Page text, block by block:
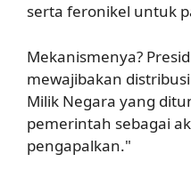
serta feronikel untuk
Mekanismenya?
mewajibakan
Milik Negara yang
pemerintah sebagai
pengapalkan."